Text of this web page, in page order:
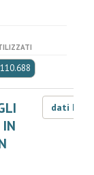
IN
dati LOD